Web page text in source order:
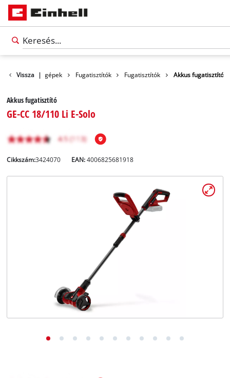
Vissza |
Tisztítógépek Fugatisztítók Fugatisztítók Akkus fugatisztító
Akkus fugatisztító
GE-CC 18/110 Li E-Solo
Cikkszám:3424070 EAN:4006825681918